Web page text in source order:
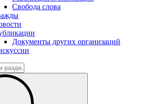
Свобода слова
Документы других организаций